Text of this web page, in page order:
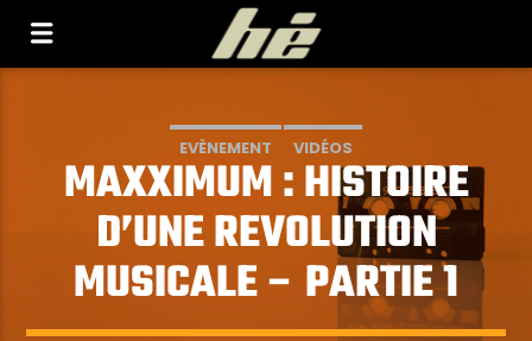
EVÈNEMENT VIDÉOS
MAXXIMUM : HISTOIRE
D’UNE REVOLUTION
MUSICALE – PARTIE 1